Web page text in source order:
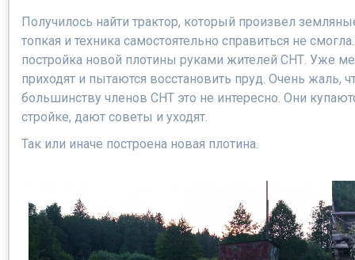
Получилось найти трактор, который произвел
топкая и техника самостоятельно справиться не
постройка новой плотины руками жителей СНТ. Уже
приходят и пытаются восстановить пруд. Очень жаль,
большинству членов СНТ это не интересно. Они
стройке, дают советы и уходят.
Так или иначе построена новая плотина.